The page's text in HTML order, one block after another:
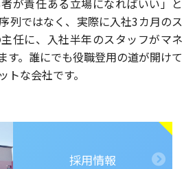
者が責任ある立場になればいい」と
列ではなく、実際に入社3カ月のス
任に、 入社半年のスタッフがマネ
。 誰にでも役職登用の道が開けて
トな会社です。
採用情報